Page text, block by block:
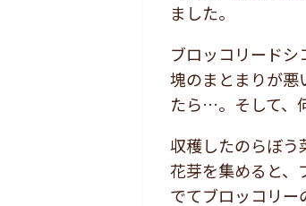
ました。
ブロッコリード
塊のまとまりが悪
たら…。そして、
収穫したのらぼう
花芽を集めると、
でてブロッコリー